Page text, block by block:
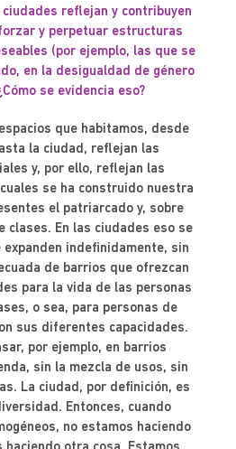
reflejan y contribuyen
y perpetuar estructuras
(por ejemplo, las que se
en la desigualdad de género
se evidencia eso?
que habitamos, desde
la ciudad, reflejan las
y, por ello, reflejan las
se ha construido nuestra
el patriarcado y, sobre
clases. En las ciudades eso se
expanden indefinidamente, sin
de barrios que ofrezcan
para la vida de las personas
o sea, para personas de
sus diferentes capacidades.
por ejemplo, en barrios
sin la mezcla de usos, sin
La ciudad, por definición, es
Entonces, cuando
no estamos haciendo